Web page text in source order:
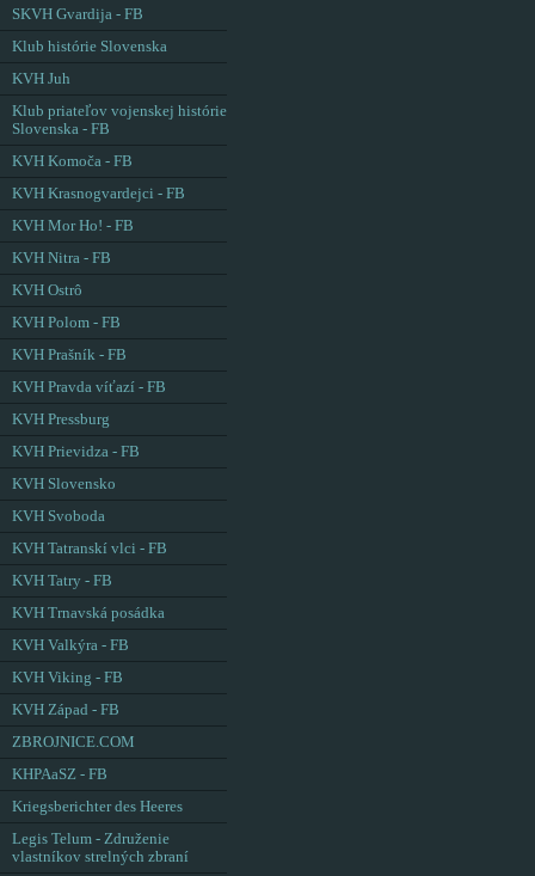
SKVH Gvardija - FB
Klub histórie Slovenska
KVH Juh
Klub priateľov vojenskej histórie
Slovenska - FB
KVH Komoča - FB
KVH Krasnogvardejci - FB
KVH Mor Ho! - FB
KVH Nitra - FB
KVH Ostrô
KVH Polom - FB
KVH Prašník - FB
KVH Pravda víťazí - FB
KVH Pressburg
KVH Prievidza - FB
KVH Slovensko
KVH Svoboda
KVH Tatranskí vlci - FB
KVH Tatry - FB
KVH Trnavská posádka
KVH Valkýra - FB
KVH Viking - FB
KVH Západ - FB
ZBROJNICE.COM
KHPAaSZ - FB
Kriegsberichter des Heeres
Legis Telum - Združenie
vlastníkov strelných zbraní